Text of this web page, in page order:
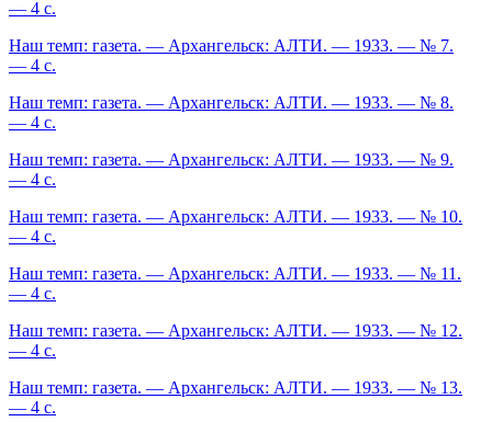
— 4 с.
Наш темп: газета. — Архангельск: АЛТИ. — 1933. — № 7.
— 4 с.
Наш темп: газета. — Архангельск: АЛТИ. — 1933. — № 8.
— 4 с.
Наш темп: газета. — Архангельск: АЛТИ. — 1933. — № 9.
— 4 с.
Наш темп: газета. — Архангельск: АЛТИ. — 1933. — № 10.
— 4 с.
Наш темп: газета. — Архангельск: АЛТИ. — 1933. — № 11.
— 4 с.
Наш темп: газета. — Архангельск: АЛТИ. — 1933. — № 12.
— 4 с.
Наш темп: газета. — Архангельск: АЛТИ. — 1933. — № 13.
— 4 с.